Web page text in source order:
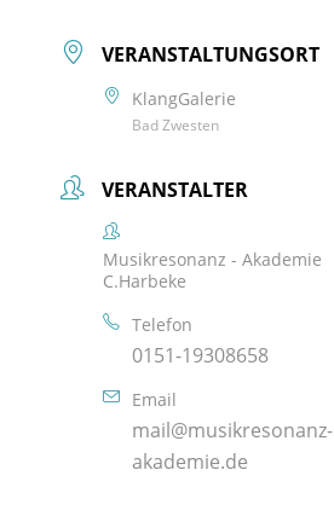
VERANSTALTUNGSORT
KlangGalerie
Bad Zwesten
VERANSTALTER
Musikresonanz - Akademie
C.Harbeke
Telefon
0151-19308658
Email
mail@musikresonanz-
akademie.de